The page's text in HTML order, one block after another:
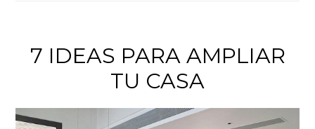
7 IDEAS PARA AMPLIAR
TU CASA